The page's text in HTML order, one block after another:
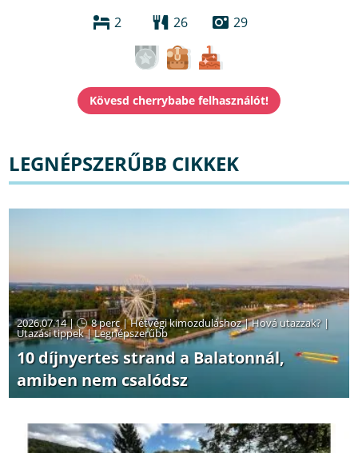
2 26 29
LEGNÉPSZERŰBB CIKKEK
2026.07.14 | 8 perc|Hétvégi kimozduláshoz|Hová utazzak? |
Utazási tippek|Legnépszerűbb
10 díjnyertes strand a Balatonnál,
amiben nem csalódsz